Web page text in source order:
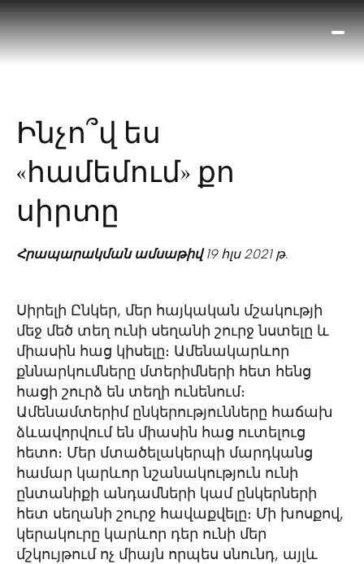
Ինչո՞վ ես
«համեմում» քո
սիրտը
Հրապարակման ամսաթիվ19 հլս 2021 թ.
Սիրելի Ընկեր, մեր հայկական մշակությի
մեջ մեծ տեղ ունի սեղանի շուրջ նստելը և
միասին հաց կիսելը։ Ամենակարևոր
քննարկումները մտերիմների հետ հենց
հացի շուրձ են տեղի ունենում։
Ամենամտերիմ ընկերությունները հաճախ
ձևավորվում են միասին հաց ուտելուց
հետո։ Մեր մտածելակերպի մարդկանց
համար կարևոր նշանակություն ունի
ընտանիքի անդամների կամ ընկերների
հետ սեղանի շուրջ հավաքվելը։ Մի խոսքով,
կերակուրը կարևոր դեր ունի մեր
մշկույթում ոչ միայն որպես սնունդ, այլև